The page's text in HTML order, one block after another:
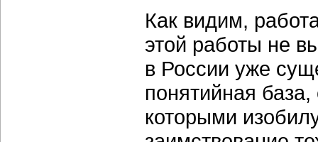
Как видим,
этой работы не
в России уже
понятийная
которыми